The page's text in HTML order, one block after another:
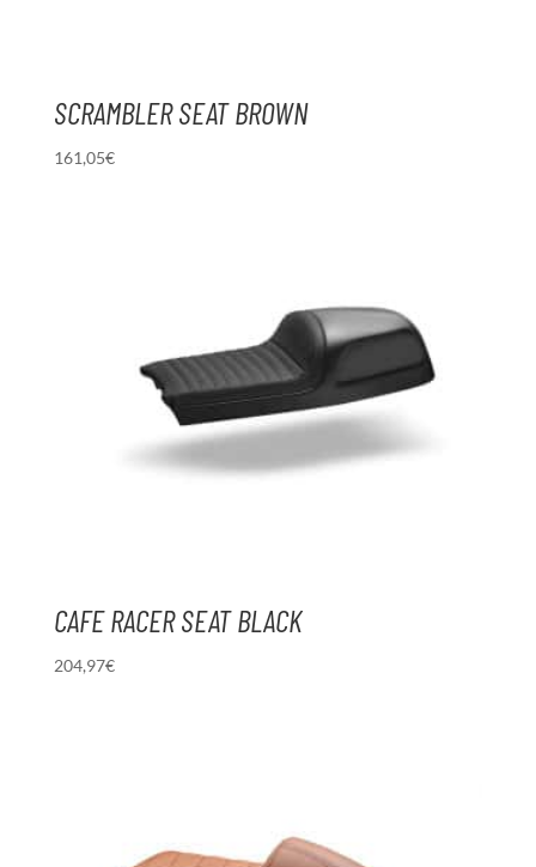
SCRAMBLER SEAT BROWN
161,05€
CAFE RACER SEAT BLACK
204,97€